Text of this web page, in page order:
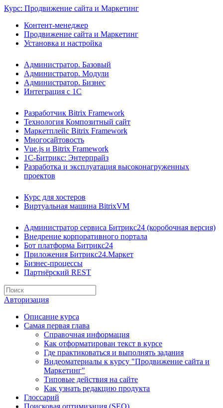
Курс: Продвижение сайта и Маркетинг
Контент-менеджер
Продвижение сайта и Маркетинг
Установка и настройка
Администратор. Базовый
Администратор. Модули
Администратор. Бизнес
Интеграция с 1С
Разработчик Bitrix Framework
Технология Композитный сайт
Маркетплейс Bitrix Framework
Многосайтовость
Vue.js и Bitrix Framework
1С-Битрикс: Энтерпрайз
Разработка и эксплуатация высоконагруженных
проектов
Курс для хостеров
Виртуальная машина BitrixVM
Администратор сервиса Битрикс24 (коробочная версия)
Внедрение корпоративного портала
Бот платформа Битрикс24
Приложения Битрикс24.Маркет
Бизнес-процессы
Партнёрский REST
Авторизация
Описание курса
Самая первая глава
Справочная информация
Как отформатирован текст в курсе
Где практиковаться и выполнять задания
Видеоматериалы к курсу "Продвижение сайта и
Маркетинг"
Типовые действия на сайте
Как узнать редакцию продукта
Глоссарий
Поисковая оптимизация (SEO)